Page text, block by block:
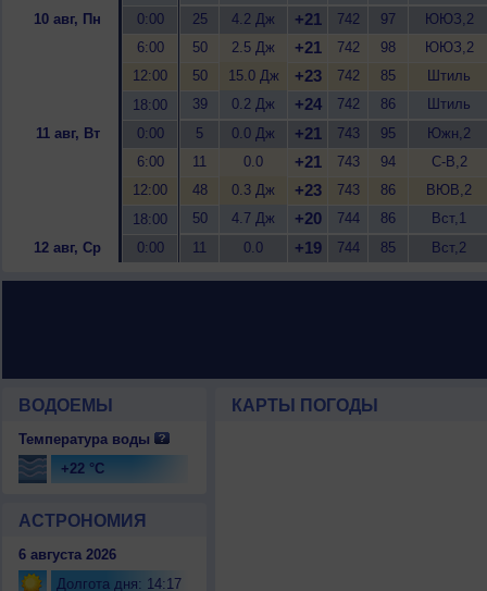
10 авг, Пн
0:00 25 4.2 Дж +21 742 97
ЮЮЗ,2
6:00
50 2.5 Дж +21 742 98
ЮЮЗ,2
12:00
50 15.0 Дж +23 742 85
Штиль
18:00
39 0.2 Дж +24 742 86
Штиль
11 авг, Вт
0:00 5 0.0 Дж +21 743 95
Южн,2
6:00
11 0.0 +21 743 94
С-В,2
12:00
48 0.3 Дж +23 743 86
ВЮВ,2
18:00
50 4.7 Дж +20 744 86
Вст,1
12 авг, Ср
0:00 11 0.0 +19 744 85 Вст,2
ВОДОЕМЫ
Температура воды
+22 °C
АСТРОНОМИЯ
6 августа 2026
Долгота дня: 14:17
КАРТЫ ПОГОДЫ